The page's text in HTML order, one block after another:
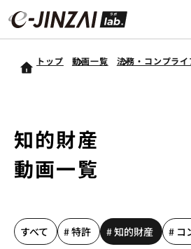
トップ 動画一覧 法務・コンプライ
知的財産
動画一覧
すべて # 特許 # 知的財産 # コ